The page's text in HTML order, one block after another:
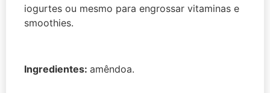
iogurtes ou mesmo para engrossar vitaminas e
smoothies.
Ingredientes: amêndoa.